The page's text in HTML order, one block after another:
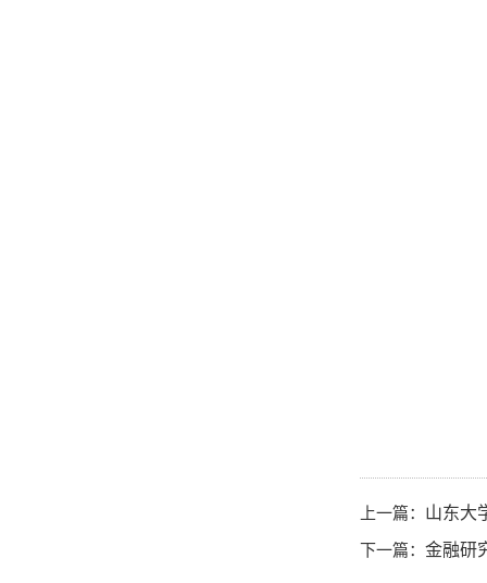
上一篇： 山东大
下一篇： 金融研